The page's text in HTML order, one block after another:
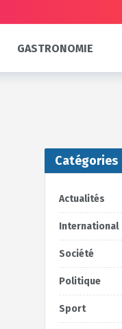
GASTRONOMIE
Catégories
Actualités
International
Société
Politique
Sport